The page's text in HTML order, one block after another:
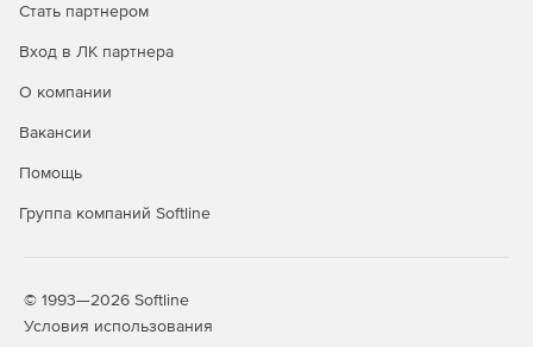
для отображения сворачивающихся панелей
содержимого и обновить все состояния кнопок,
чтобы настроить мобильные приложения и
интерфейсы.
Ускоренная организация рабочего процесса.
проще, рабочие процессы – удобнее. Контекстные
меню позволяют легко применять настройки, что
Adobe Source Code Pro позволяет легче различать
похожие по структуре символы, например, «1» и «l»
Стать партнером
Вход в ЛК партнера
О компании
Вакансии
Помощь
Группа компаний Softline
© 1993—2026 Softline
Условия использования